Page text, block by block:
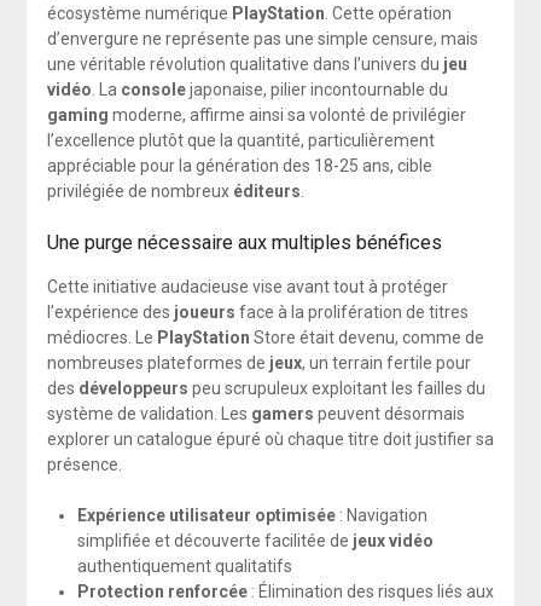
écosystème numérique PlayStation. Cette opération
d’envergure ne représente pas une simple censure, mais
une véritable révolution qualitative dans l’univers du jeu
vidéo. La consolejaponaise, pilier incontournable du
gaming moderne, affirme ainsi sa volonté de privilégier
l’excellence plutôt que la quantité, particulièrement
appréciable pour la génération des 18-25 ans, cible
privilégiée de nombreux éditeurs.
Une purge nécessaire aux multiples bénéfices
Cette initiative audacieuse vise avant tout à protéger
l’expérience des joueurs face à la prolifération de titres
médiocres. Le PlayStation Store était devenu, comme de
nombreuses plateformes de jeux, un terrain fertile pour
des développeurs peu scrupuleux exploitant les failles du
système de validation. Les gamers peuvent désormais
explorer un catalogue épuré où chaque titre doit justifier sa
présence.
Expérience utilisateur optimisée: Navigation
simplifiée et découverte facilitée de jeux vidéo
authentiquement qualitatifs
Protection renforcée: Élimination des risques liés aux